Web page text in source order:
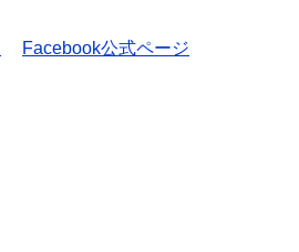
Facebook公式ページ